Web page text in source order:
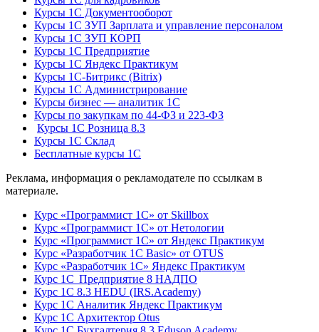
Курсы 1С Документооборот
Курсы 1С ЗУП Зарплата и управление персоналом
Курсы 1С ЗУП КОРП
Курсы 1С Предприятие
Курсы 1С Яндекс Практикум
Курсы 1С-Битрикс (Bitrix)
Курсы 1С Администрирование
Курсы бизнес — аналитик 1С
Курсы по закупкам по 44‑ФЗ и 223‑ФЗ
Курсы 1С Розница 8.3
Курсы 1С Склад
Бесплатные курсы 1С
Реклама, информация о рекламодателе по ссылкам в
материале.
Курс «Программист 1С» от Skillbox
Курс «Программист 1С» от Нетологии
Курс «Программист 1С» от Яндекс Практикум
Курс «Разработчик 1С Basic» от OTUS
Курс «Разработчик 1С» Яндекс Практикум
Курс 1С Предприятие 8 НАДПО
Курс 1С 8.3 HEDU (IRS.Academy)
Курс 1С Аналитик Яндекс Практикум
Курс 1С Архитектор Otus